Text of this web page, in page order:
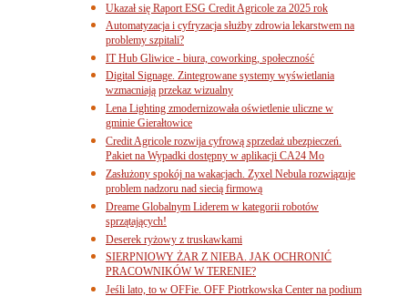
Ukazał się Raport ESG Credit Agricole za 2025 rok
Automatyzacja i cyfryzacja służby zdrowia lekarstwem na
problemy szpitali?
IT Hub Gliwice - biura, coworking, społeczność
Digital Signage. Zintegrowane systemy wyświetlania
wzmacniają przekaz wizualny
Lena Lighting zmodernizowała oświetlenie uliczne w
gminie Gierałtowice
Credit Agricole rozwija cyfrową sprzedaż ubezpieczeń.
Pakiet na Wypadki dostępny w aplikacji CA24 Mo
Zasłużony spokój na wakacjach. Zyxel Nebula rozwiązuje
problem nadzoru nad siecią firmową
Dreame Globalnym Liderem w kategorii robotów
sprzątających!
Deserek ryżowy z truskawkami
SIERPNIOWY ŻAR Z NIEBA. JAK OCHRONIĆ
PRACOWNIKÓW W TERENIE?
Jeśli lato, to w OFFie. OFF Piotrkowska Center na podium